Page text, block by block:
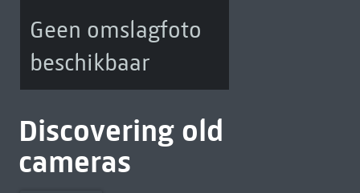
Geen omslagfoto
beschikbaar
Discovering old
cameras